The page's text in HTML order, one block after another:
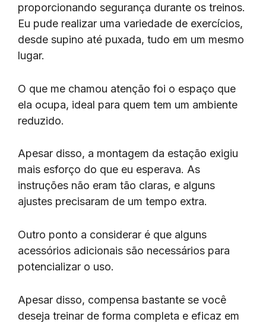
proporcionando segurança durante os treinos.
Eu pude realizar uma variedade de exercícios,
desde supino até puxada, tudo em um mesmo
lugar.
O que me chamou atenção foi o espaço que
ela ocupa, ideal para quem tem um ambiente
reduzido.
Apesar disso, a montagem da estação exigiu
mais esforço do que eu esperava. As
instruções não eram tão claras, e alguns
ajustes precisaram de um tempo extra.
Outro ponto a considerar é que alguns
acessórios adicionais são necessários para
potencializar o uso.
Apesar disso, compensa bastante se você
deseja treinar de forma completa e eficaz em